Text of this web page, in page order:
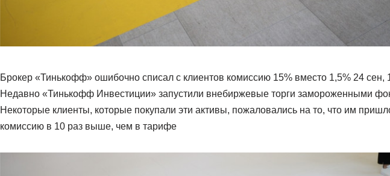
Брокер «Тинькофф» ошибочно списал с клиентов комиссию 15% вместо 1,5% 24 сен,
Недавно «Тинькофф Инвестиции» запустили внебиржевые торги замороженными
Некоторые клиенты, которые покупали эти активы, пожаловались на то, что им
комиссию в 10 раз выше, чем в тарифе